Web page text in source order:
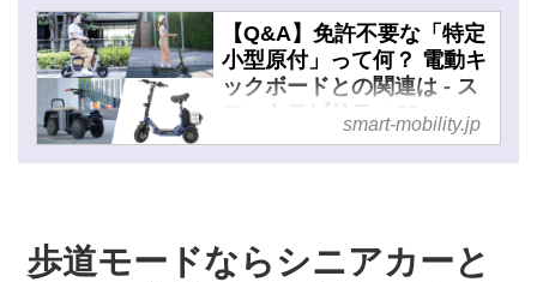
【Q&A】免許不要な「特定
小型原付」って何？ 電動キ
ックボードとの関連は - ス
マートモビリティJPsmart-mobility.jp
歩道モードならシニアカーと